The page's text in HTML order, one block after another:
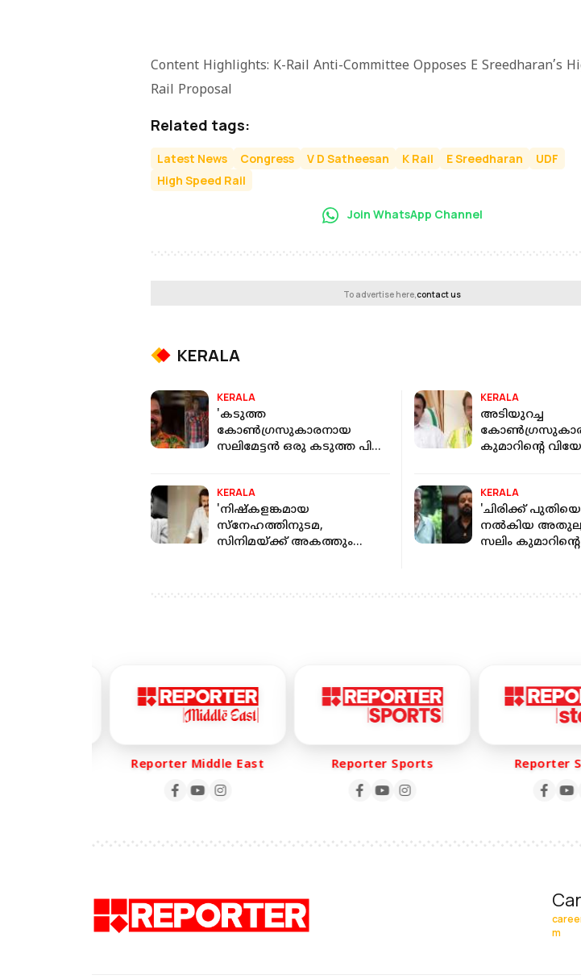
Content Highlights: K-Rail Anti-Committee Opposes E Sreedharan’s
Rail Proposal
Related tags:
Latest News Congress V D Satheesan K Rail E Sreedharan
UDF
High Speed Rail
Join WhatsApp Channel
To advertise here,contact us
KERALA
KERALA
'കടുത്ത
കോൺഗ്രസുകാരനായ
സലിമേട്ടൻ ഒരു കടുത്ത പി
നടൻ സുബീഷ് സുധി
KERALA
അടിയുറച്ച
കുമാറിന്റെ
മന്ത്രി കെ
KERALA
'നിഷ്കളങ്കമായ
സ്നേഹത്തിനുടമ,
സിനിമയ്ക്ക് അകത്തും
ഗത്തിൽ മോഹൻലാൽ
KERALA
'ചിരിക്ക്
നല്‍കിയ അതുല്യ
സലിം
Reporter Middle East Reporter Sports Reporter
m